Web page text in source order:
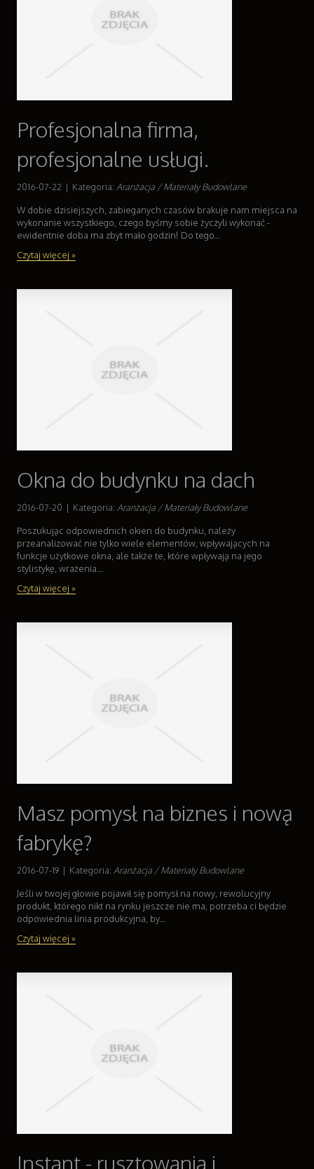
Profesjonalna firma,
profesjonalne usługi.
2016-07-22 | Kategoria: Aranżacja / Materiały Budowlane
W dobie dzisiejszych, zabieganych czasów brakuje nam miejsca na
wykonanie wszystkiego, czego byśmy sobie życzyli wykonać -
ewidentnie doba ma zbyt mało godzin! Do tego...
Czytaj więcej »
Okna do budynku na dach
2016-07-20 | Kategoria: Aranżacja / Materiały Budowlane
Poszukując odpowiednich okien do budynku, należy
przeanalizować nie tylko wiele elementów, wpływających na
funkcje użytkowe okna, ale także te, które wpływają na jego
stylistykę, wrażenia...
Czytaj więcej »
Masz pomysł na biznes i nową
fabrykę?
2016-07-19 | Kategoria: Aranżacja / Materiały Budowlane
Jeśli w twojej głowie pojawił się pomysł na nowy, rewolucyjny
produkt, którego nikt na rynku jeszcze nie ma, potrzeba ci będzie
odpowiednia linia produkcyjna, by...
Czytaj więcej »
Instant - rusztowania i